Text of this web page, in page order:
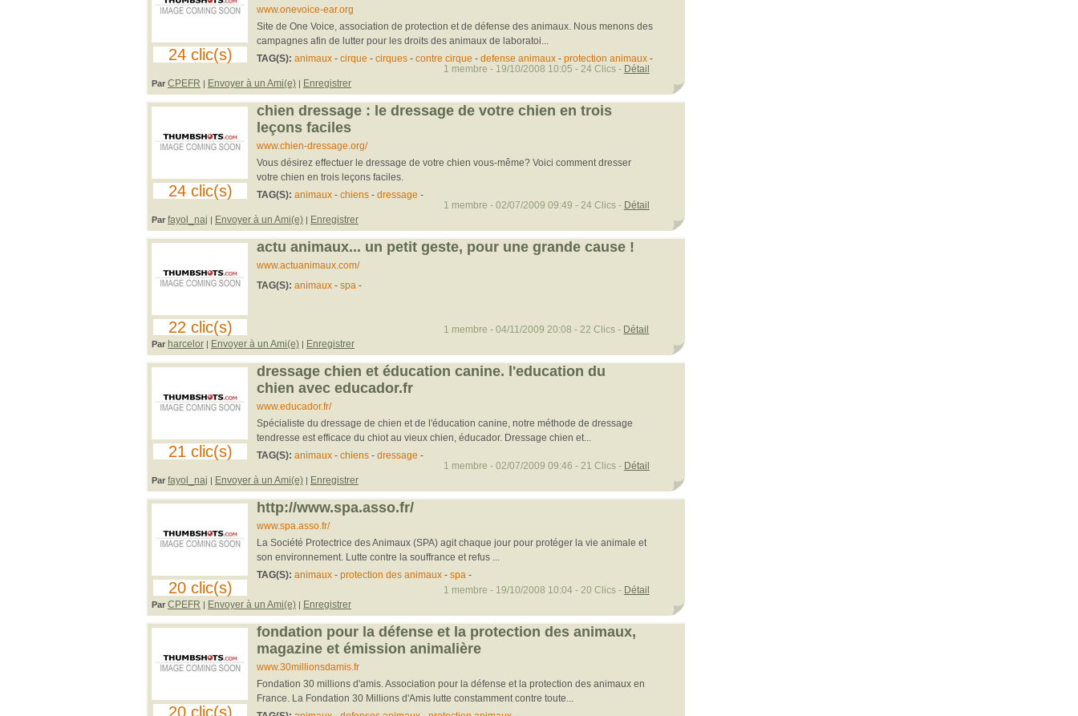
24 clic(s)
www.onevoice-ear.org
Site de One Voice, association de protection et de défense des animaux. Nous menons des
campagnes afin de lutter pour les droits des animaux de laboratoi...
TAG(S): animaux- cirque - cirques- contre cirque - defense animaux- protection animaux-
Par CPEFR | Envoyer à un Ami(e) | Enregistrer
1 membre - 19/10/2008 10:05 - 24 Clics - Détail
24 clic(s)
chien dressage : le dressage de votre chien en trois
leçons faciles
www.chien-dressage.org/
Vous désirez effectuer le dressage de votre chien vous-même? Voici comment dresser
votre chien en trois leçons faciles.
TAG(S): animaux- chiens- dressage -
Par fayol_naj | Envoyer à un Ami(e) | Enregistrer
1 membre - 02/07/2009 09:49 - 24 Clics - Détail
22 clic(s)
actu animaux... un petit geste, pour une grande cause !
www.actuanimaux.com/
TAG(S): animaux- spa -
Par harcelor | Envoyer à un Ami(e) | Enregistrer
1 membre - 04/11/2009 20:08 - 22 Clics - Détail
21 clic(s)
dressage chien et éducation canine. l'education du
chien avec educador.fr
www.educador.fr/
Spécialiste du dressage de chien et de l'éducation canine, notre méthode de dressage
tendresse est efficace du chiot au vieux chien, éducador. Dressage chien et...
TAG(S): animaux- chiens- dressage -
Par fayol_naj | Envoyer à un Ami(e) | Enregistrer
1 membre - 02/07/2009 09:46 - 21 Clics - Détail
20 clic(s)
http://www.spa.asso.fr/
www.spa.asso.fr/
La Société Protectrice des Animaux (SPA) agit chaque jour pour protéger la vie animale et
son environnement. Lutte contre la souffrance et refus ...
TAG(S): animaux- protection des animaux- spa -
Par CPEFR | Envoyer à un Ami(e) | Enregistrer
1 membre - 19/10/2008 10:04 - 20 Clics - Détail
20 clic(s)
fondation pour la défense et la protection des animaux,
magazine et émission animalière
www.30millionsdamis.fr
Fondation 30 millions d'amis. Association pour la défense et la protection des animaux en
France. La Fondation 30 Millions d'Amis lutte constamment contre toute...